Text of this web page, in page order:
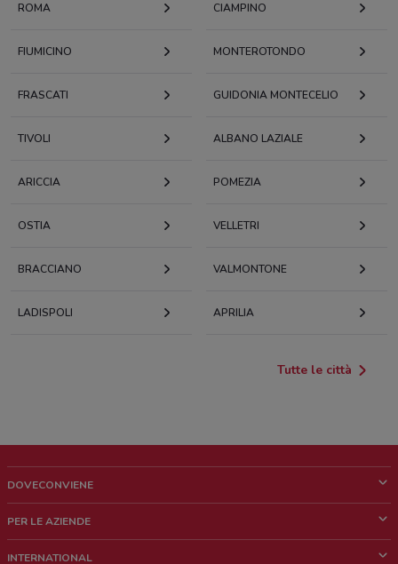
ROMA CIAMPINO
FIUMICINO MONTEROTONDO
FRASCATI GUIDONIA MONTECELIO
TIVOLI ALBANO LAZIALE
ARICCIA POMEZIA
OSTIA VELLETRI
BRACCIANO VALMONTONE
LADISPOLI APRILIA
Tutte le città
DOVECONVIENE
Chi siamo
PER LE AZIENDE
INTERNATIONAL